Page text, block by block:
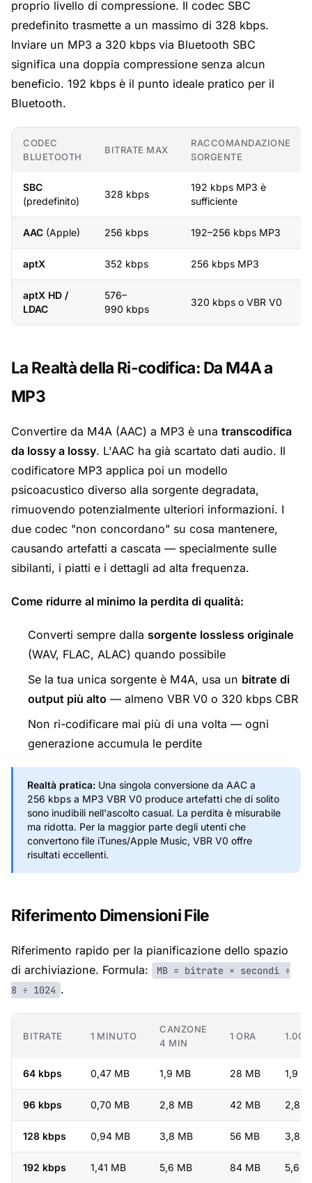
proprio livello di compressione. Il codec SBC
predefinito trasmette a un massimo di 328 kbps.
Inviare un MP3 a 320 kbps via Bluetooth SBC
significa una doppia compressione senza alcun
beneficio. 192 kbps è il punto ideale pratico per il
Bluetooth.
CODEC
BLUETOOTH
BITRATE MAX
RACCOMANDAZIONE
SORGENTE
SBC
(predefinito)
328 kbps
192 kbps MP3 è
sufficiente
AAC (Apple) 256 kbps 192–256 kbps MP3
aptX 352 kbps 256 kbps MP3
aptX HD /
LDAC
576–
990 kbps
320 kbps o VBR V0
La Realtà della Ri-codifica: Da M4A a
MP3
Convertire da M4A (AAC) a MP3 è una transcodifica
da lossy a lossy. L'AAC ha già scartato dati audio. Il
codificatore MP3 applica poi un modello
psicoacustico diverso alla sorgente degradata,
rimuovendo potenzialmente ulteriori informazioni. I
due codec "non concordano" su cosa mantenere,
causando artefatti a cascata — specialmente sulle
sibilanti, i piatti e i dettagli ad alta frequenza.
Come ridurre al minimo la perdita di qualità:
Converti sempre dalla sorgente lossless originale
(WAV, FLAC, ALAC) quando possibile
Se la tua unica sorgente è M4A, usa un bitrate di
output più alto — almeno VBR V0 o 320 kbps CBR
Non ri-codificare mai più di una volta — ogni
generazione accumula le perdite
Realtà pratica: Una singola conversione da AAC a
256 kbps a MP3 VBR V0 produce artefatti che di solito
sono inudibili nell'ascolto casual. La perdita è misurabile
ma ridotta. Per la maggior parte degli utenti che
convertono file iTunes/Apple Music, VBR V0 offre
risultati eccellenti.
Riferimento Dimensioni File
Riferimento rapido per la pianificazione dello spazio
di archiviazione. Formula:
MB = bitrate × secondi ÷
8 ÷ 1024 .
BITRATE 1 MINUTO
CANZONE
4 MIN
1 ORA
64 kbps 0,47 MB 1,9 MB 28 MB 1,9
96 kbps 0,70 MB 2,8 MB 42 MB 2,8
128 kbps 0,94 MB 3,8 MB 56 MB 3,8
192 kbps 1,41 MB 5,6 MB 84 MB 5,6